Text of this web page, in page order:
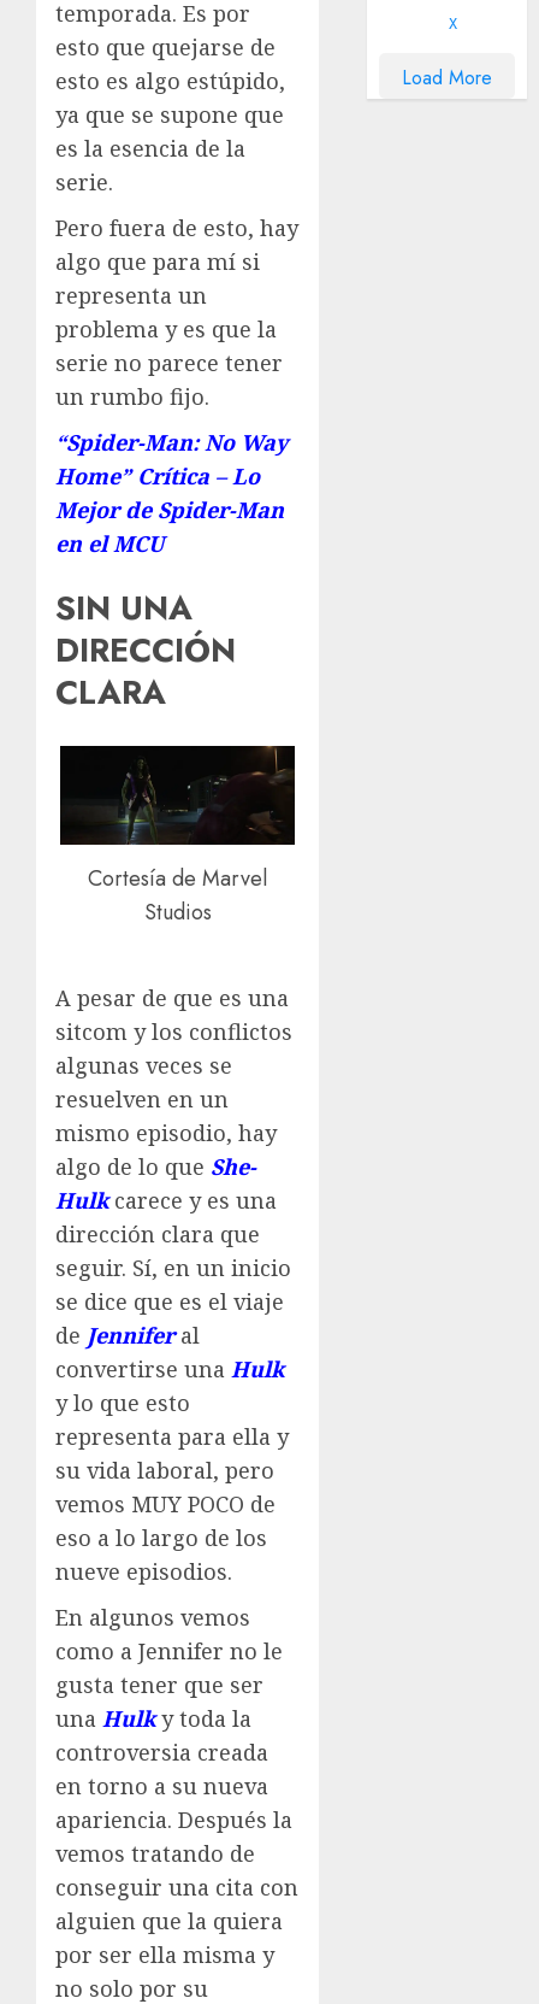
temporada. Es por
esto que quejarse de
esto es algo estúpido,
ya que se supone que
es la esencia de la
serie.
Pero fuera de esto, hay
algo que para mí si
representa un
problema y es que la
serie no parece tener
un rumbo fijo.
“Spider-Man: No Way
Home” Crítica – Lo
Mejor de Spider-Man
en el MCU
SIN UNA
DIRECCIÓN
CLARA
Cortesía de Marvel
Studios
A pesar de que es una
sitcom y los conflictos
algunas veces se
resuelven en un
mismo episodio, hay
algo de lo que She-
Hulkcarece y es una
dirección clara que
seguir. Sí, en un inicio
se dice que es el viaje
de Jenniferal
convertirse una Hulk
y lo que esto
representa para ella y
su vida laboral, pero
vemos MUY POCO de
eso a lo largo de los
nueve episodios.
En algunos vemos
como a Jennifer no le
gusta tener que ser
una Hulky toda la
controversia creada
en torno a su nueva
apariencia. Después la
vemos tratando de
conseguir una cita con
alguien que la quiera
por ser ella misma y
no solo por su
X
Load More